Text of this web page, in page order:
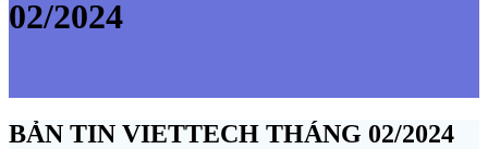
02/2024
BẢN TIN VIETTECH THÁNG 02/2024